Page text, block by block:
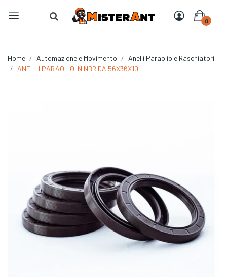
0
Home Automazione e Movimento
Anelli Paraolio e Raschiatori
ANELLI PARAOLIO IN NBR DA 56X36X10